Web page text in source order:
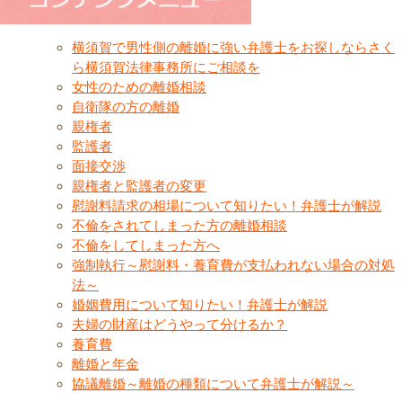
横須賀で男性側の離婚に強い弁護士をお探しならさく
ら横須賀法律事務所にご相談を
女性のための離婚相談
自衛隊の方の離婚
親権者
監護者
面接交渉
親権者と監護者の変更
慰謝料請求の相場について知りたい！弁護士が解説
不倫をされてしまった方の離婚相談
不倫をしてしまった方へ
強制執行～慰謝料・養育費が支払われない場合の対処
法～
婚姻費用について知りたい！弁護士が解説
夫婦の財産はどうやって分けるか？
養育費
離婚と年金
協議離婚～離婚の種類について弁護士が解説～